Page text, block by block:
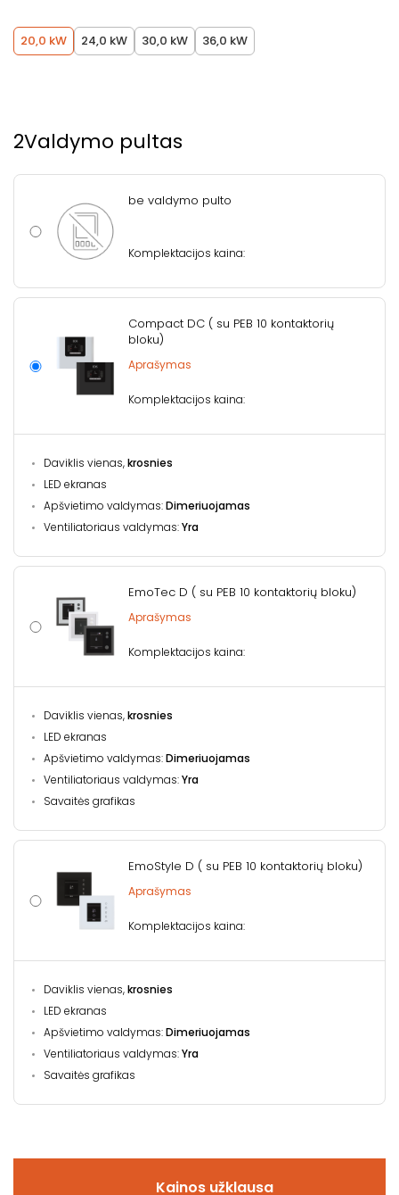
20,0 kW 24,0 kW 30,0 kW 36,0 kW
2Valdymo pultas
be valdymo pulto
Komplektacijos kaina:
Compact DC ( su PEB 10 kontaktorių
bloku)
Aprašymas
Komplektacijos kaina:
Daviklis vienas,krosnies
LED ekranas
Apšvietimo valdymas:Dimeriuojamas
Ventiliatoriaus valdymas:Yra
EmoTec D ( su PEB 10 kontaktorių bloku)
Aprašymas
Komplektacijos kaina:
Daviklis vienas,krosnies
LED ekranas
Apšvietimo valdymas:Dimeriuojamas
Ventiliatoriaus valdymas:Yra
Savaitės grafikas
EmoStyle D ( su PEB 10 kontaktorių bloku)
Aprašymas
Komplektacijos kaina:
Daviklis vienas,krosnies
LED ekranas
Apšvietimo valdymas:Dimeriuojamas
Ventiliatoriaus valdymas:Yra
Savaitės grafikas
Kainos užklausa